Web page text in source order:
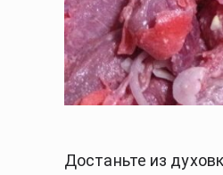
Достаньте из